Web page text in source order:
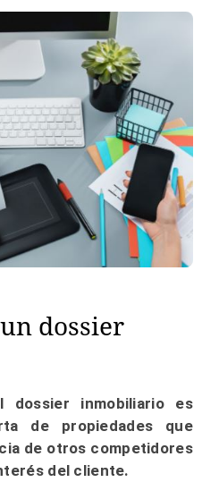
dossier
dossier inmobiliario es
de propiedades que
de otros competidores
del cliente.